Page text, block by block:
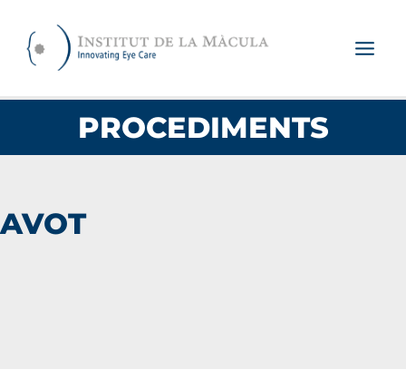
contingut
PROCEDIMENTS
AVOT